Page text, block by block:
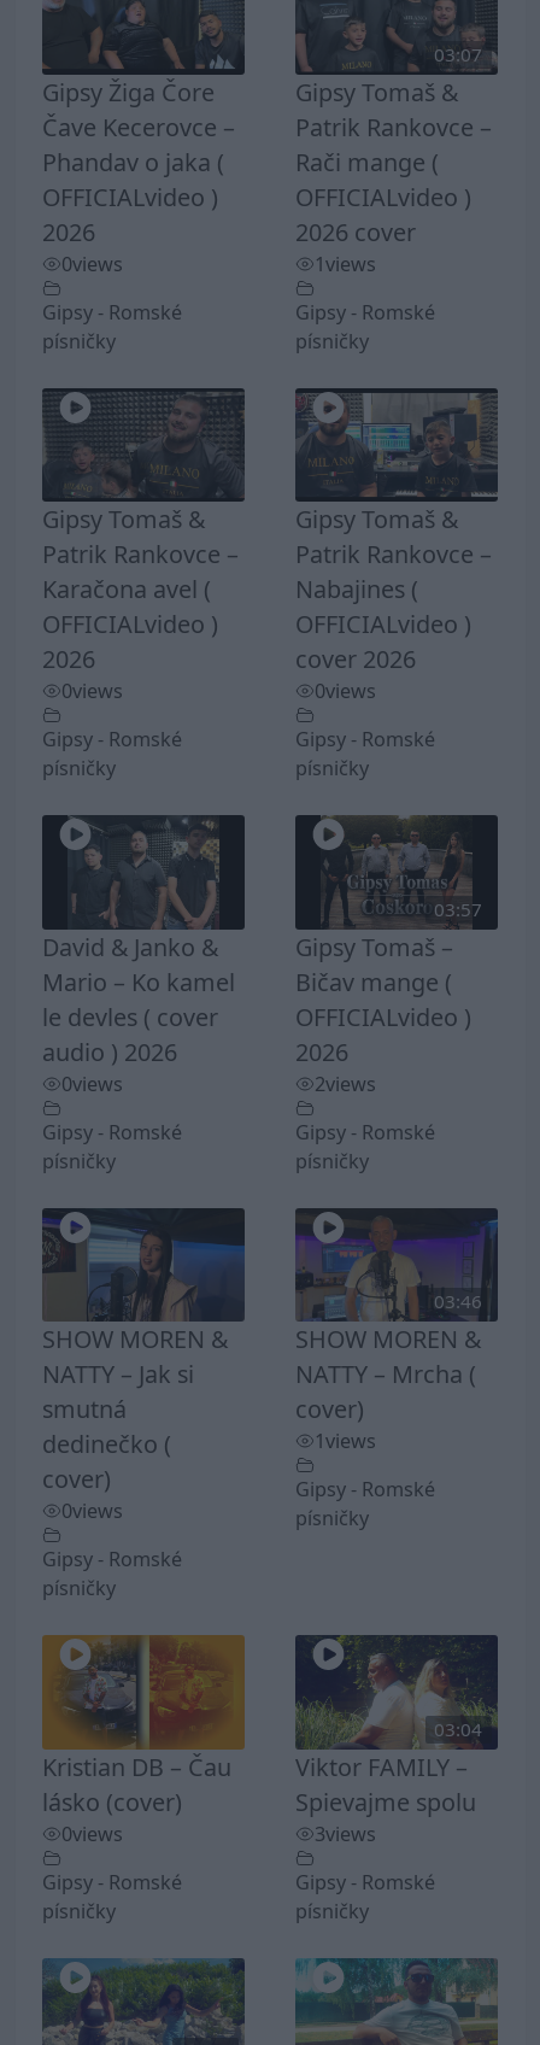
Gipsy Žiga Čore
Čave Kecerovce –
Phandav o jaka (
OFFICIALvideo )
2026
0views
Gipsy - Romské
písničky
03:07
Gipsy Tomaš &
Patrik Rankovce –
Rači mange (
OFFICIALvideo )
2026 cover
1views
Gipsy - Romské
písničky
Gipsy Tomaš &
Patrik Rankovce –
Karačona avel (
OFFICIALvideo )
2026
0views
Gipsy - Romské
písničky
Gipsy Tomaš &
Patrik Rankovce –
Nabajines (
OFFICIALvideo )
cover 2026
0views
Gipsy - Romské
písničky
David & Janko &
Mario – Ko kamel
le devles ( cover
audio ) 2026
0views
Gipsy - Romské
písničky
03:57
Gipsy Tomaš –
Bičav mange (
OFFICIALvideo )
2026
2views
Gipsy - Romské
písničky
SHOW MOREN &
NATTY – Jak si
smutná
dedinečko (
cover)
0views
Gipsy - Romské
písničky
03:46
SHOW MOREN &
NATTY – Mrcha (
cover)
1views
Gipsy - Romské
písničky
Kristian DB – Čau
lásko (cover)
0views
Gipsy - Romské
písničky
03:04
Viktor FAMILY –
Spievajme spolu
3views
Gipsy - Romské
písničky